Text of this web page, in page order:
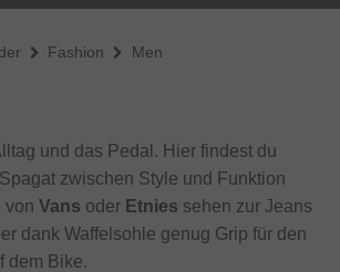
Fashion Men
und das Pedal. Hier findest du
zwischen Style und Funktion
von Vans oder Etnies sehen zur Jeans
dank Waffelsohle genug Grip für den
dem Bike.